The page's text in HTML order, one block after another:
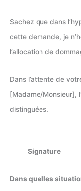
Sachez que dans
cette demande, je
l’allocation de
Dans l’attente de
[Madame/Monsieur],
distinguées.
Signature
Dans quelles